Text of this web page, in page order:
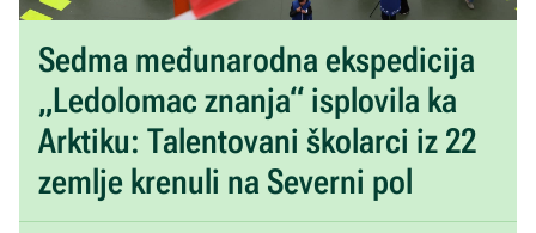
Sedma međunarodna ekspedicija
„Ledolomac znanja“ isplovila ka
Arktiku: Talentovani školarci iz 22
zemlje krenuli na Severni pol